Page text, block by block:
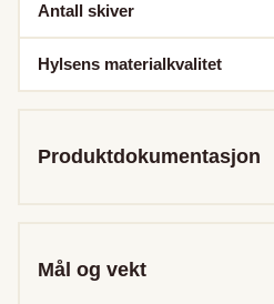
Antall skiver
Hylsens materialkvalitet
Produktdokumentasjon
Mål og vekt